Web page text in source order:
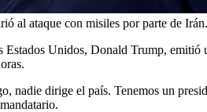
al ataque con misiles por parte de Irán.
Estados Unidos, Donald Trump,
nadie dirige el país. Tenemos un